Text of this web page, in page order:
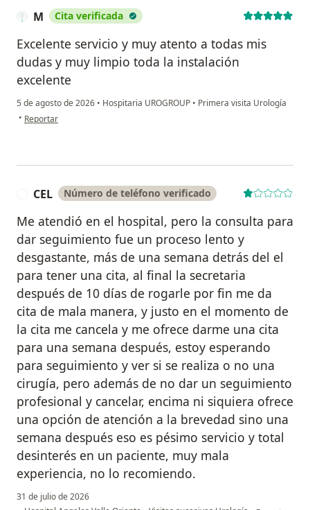
M Cita verificada
Excelente servicio y muy atento a todas mis
dudas y muy limpio toda la instalación
excelente
5 de agosto de 2026 • Hospitaria UROGROUP • Primera visita Urología
• en opinión del usuario M
Reportar
CEL Número de teléfono verificado
Me atendió en el hospital, pero la consulta para
dar seguimiento fue un proceso lento y
desgastante, más de una semana detrás del el
para tener una cita, al final la secretaria
después de 10 días de rogarle por fin me da
cita de mala manera, y justo en el momento de
la cita me cancela y me ofrece darme una cita
para una semana después, estoy esperando
para seguimiento y ver si se realiza o no una
cirugía, pero además de no dar un seguimiento
profesional y cancelar, encima ni siquiera ofrece
una opción de atención a la brevedad sino una
semana después eso es pésimo servicio y total
desinterés en un paciente, muy mala
experiencia, no lo recomiendo.
31 de julio de 2026